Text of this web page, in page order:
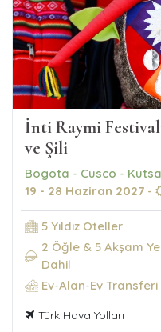
İnti Raymi
ve Şili
Bogota - Cusco -
19 - 28 Haziran 2027 -
5 Yıldız Oteller
2 Öğle & 5 Akşam
Dahil
Ev-Alan-Ev Transferi
Türk Hava Yolları